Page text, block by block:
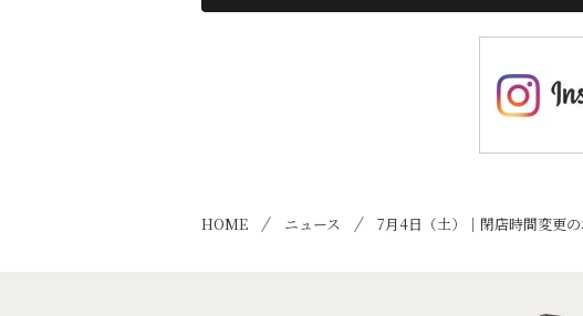
HOME ニュース 7月4日（土）｜閉店時間変更